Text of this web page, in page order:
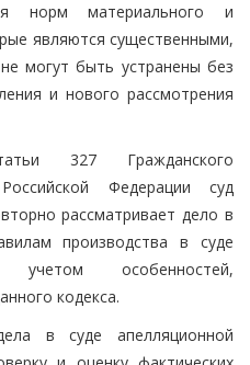
норм материального и
являются существенными,
могут быть устранены без
и нового рассмотрения
327 Гражданского
Федерации суд
рассматривает дело в
производства в суде
особенностей,
кодекса.
в суде апелляционной